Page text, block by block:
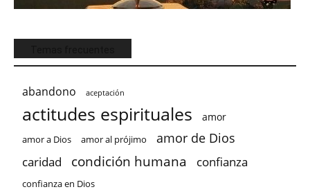
abandono aceptación
actitudes espirituales amor
amor a Dios amor al prójimo amor de Dios
caridad condición humana confianza
confianza en Dios